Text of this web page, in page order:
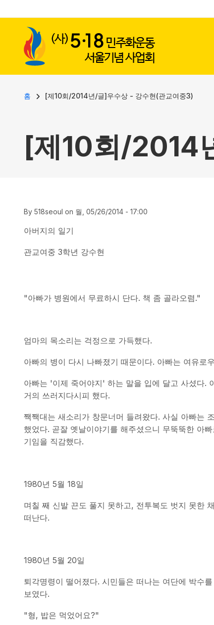
사용자 계정 메뉴
이동 경로
홈 [제10회/2014년/글]우수상 - 강수현(관교여중3)
[제10회/2014
By 518seoul on 월, 05/26/2014 - 17:00
아버지의 일기
관교여중 3학년 강수현
"아빠가 병원에서 무료하시 단다. 책 좀 골라오렴."
엄마의 목소리는 걱정으로 가득했다.
아빠의 병이 다시 나빠졌기 때문이다. 아빠는 여유로
아빠는 '이제 죽어야지' 하는 말을 입에 달고 사셨다.
거의 쓰러지다시피 했다.
짹짹대는 새소리가 창문너머 들려왔다. 사실 아빠는
했었다. 곧잘 옛날이야기를 해주셨으니 무뚝뚝한 아
기임을 직감했다.
1980년 5월 18일
며칠 째 신발 끈도 풀지 못하고, 전투복도 벗지 못한
떠난다.
1980년 5월 20일
퇴각명령이 떨어졌다. 시민들은 떠나는 여단에 박수
보였다.
"형, 밥은 먹었어요?"